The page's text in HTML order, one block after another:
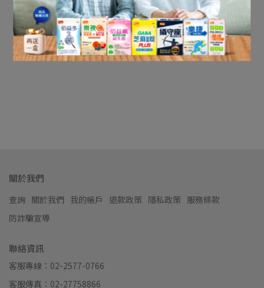
關於我們
查詢 關於我們 我的帳戶 退款政策 隱私政策 服務條款
防詐騙宣導
聯絡資訊
客服專線：02-2577-0766
客服傳真：02-27758866